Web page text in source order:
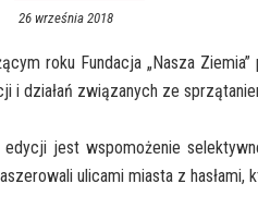
roku Fundacja „Nasza
i działań związanych ze
edycji jest wspomożenie
ulicami miasta z
26 września 2018